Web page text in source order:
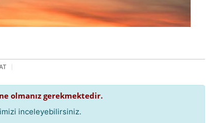
olmanız gerekmektedir.
inceleyebilirsiniz.